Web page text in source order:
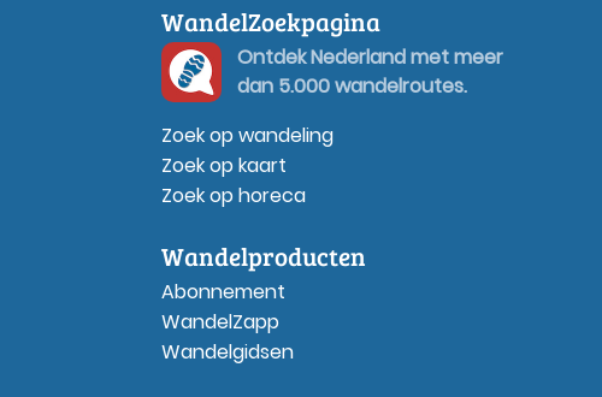
WandelZoekpagina
Ontdek Nederland met meer
dan 5.000 wandelroutes.
Zoek op wandeling
Zoek op kaart
Zoek op horeca
Wandelproducten
Abonnement
WandelZapp
Wandelgidsen